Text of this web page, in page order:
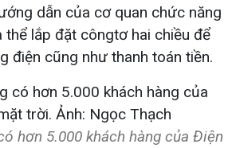
dẫn của cơ quan chức năng
lắp đặt côngtơ hai chiều để
điện cũng như thanh toán tiền.
hơn 5.000 khách hàng của Điện